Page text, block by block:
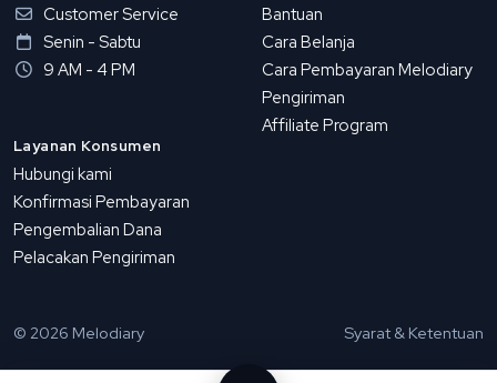
Customer Service
Senin - Sabtu
9 AM - 4 PM
Bantuan
Cara Belanja
Cara Pembayaran Melodiary
Pengiriman
Affiliate Program
Layanan Konsumen
Hubungi kami
Konfirmasi Pembayaran
Pengembalian Dana
Pelacakan Pengiriman
© 2026 Melodiary Syarat & Ketentuan